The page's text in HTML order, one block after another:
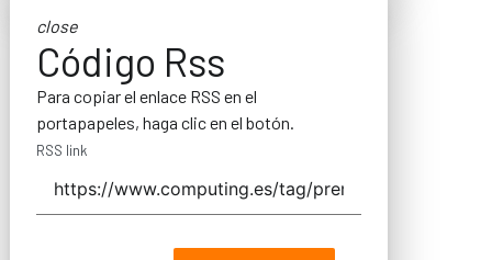
close
Código Rss
Para copiar el enlace RSS en el
portapapeles, haga clic en el botón.
RSS link